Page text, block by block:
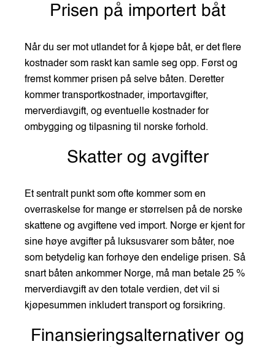
Prisen på importert båt
Når du ser mot utlandet for å kjøpe båt, er det flere
kostnader som raskt kan samle seg opp. Først og
fremst kommer prisen på selve båten. Deretter
kommer transportkostnader, importavgifter,
merverdiavgift, og eventuelle kostnader for
ombygging og tilpasning til norske forhold.
Skatter og avgifter
Et sentralt punkt som ofte kommer som en
overraskelse for mange er størrelsen på de norske
skattene og avgiftene ved import. Norge er kjent for
sine høye avgifter på luksusvarer som båter, noe
som betydelig kan forhøye den endelige prisen. Så
snart båten ankommer Norge, må man betale 25 %
merverdiavgift av den totale verdien, det vil si
kjøpesummen inkludert transport og forsikring.
Finansieringsalternativer og